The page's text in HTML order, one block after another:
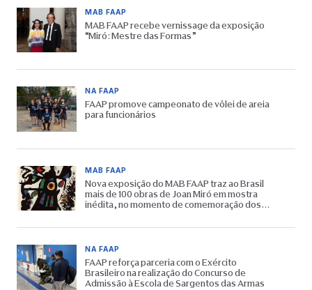
MAB FAAP
MAB FAAP recebe vernissage da exposição
“Miró: Mestre das Formas”
NA FAAP
FAAP promove campeonato de vôlei de areia
para funcionários
MAB FAAP
Nova exposição do MAB FAAP traz ao Brasil
mais de 100 obras de Joan Miró em mostra
inédita, no momento de comemoração dos
NA FAAP
FAAP reforça parceria com o Exército
Brasileiro na realização do Concurso de
Admissão à Escola de Sargentos das Armas